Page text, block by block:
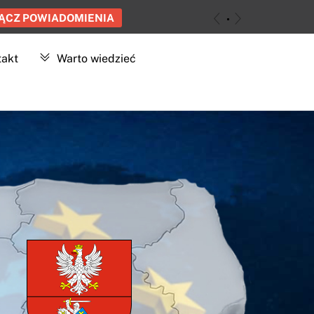
POWIADOMIENIA
Warto wiedzieć